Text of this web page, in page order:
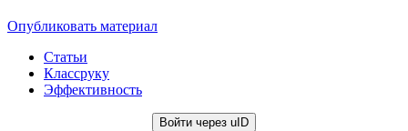
Опубликовать материал
Статьи
Классруку
Эффективность
Войти через uID